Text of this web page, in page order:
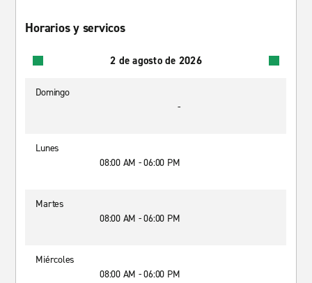
Horarios y servicos
2 de agosto de 2026
Domingo
-
Lunes
08:00 AM - 06:00 PM
Martes
08:00 AM - 06:00 PM
Miércoles
08:00 AM - 06:00 PM